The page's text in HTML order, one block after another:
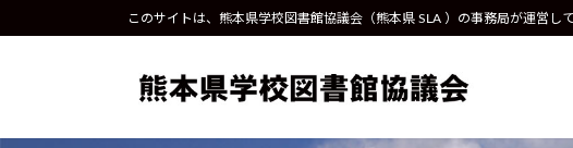
ン
ビ
このサイトは、熊本県学校図書館協議会（熊本県 SLA ）の事務局が運営して